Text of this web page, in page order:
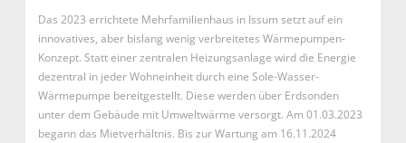
Das 2023 errichtete Mehrfamilienhaus in Issum setzt auf ein
innovatives, aber bislang wenig verbreitetes Wärmepumpen-
Konzept. Statt einer zentralen Heizungsanlage wird die Energie
dezentral in jeder Wohneinheit durch eine Sole-Wasser-
Wärmepumpe bereitgestellt. Diese werden über Erdsonden
unter dem Gebäude mit Umweltwärme versorgt. Am 01.03.2023
begann das Mietverhältnis. Bis zur Wartung am 16.11.2024